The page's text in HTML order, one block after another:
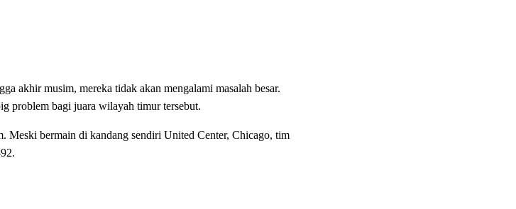
akhir musim, mereka tidak akan mengalami masalah besar.
problem bagi juara wilayah timur tersebut.
Meski bermain di kandang sendiri United Center, Chicago, tim